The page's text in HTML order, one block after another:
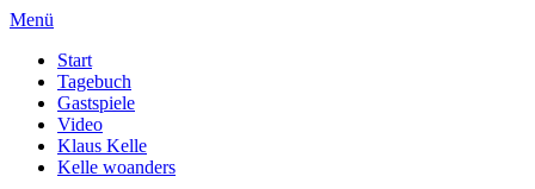
Menü
Start
Tagebuch
Gastspiele
Video
Klaus Kelle
Kelle woanders